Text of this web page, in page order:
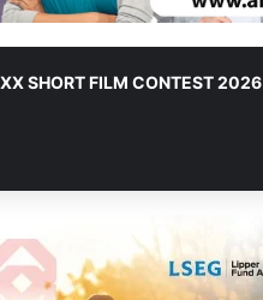
SHORT FILM CONTEST 2026